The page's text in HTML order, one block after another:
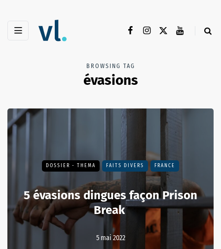
BROWSING TAG
évasions
DOSSIER - THEMA FAITS DIVERS FRANCE
5 évasions dingues façon Prison
Break
5 mai 2022